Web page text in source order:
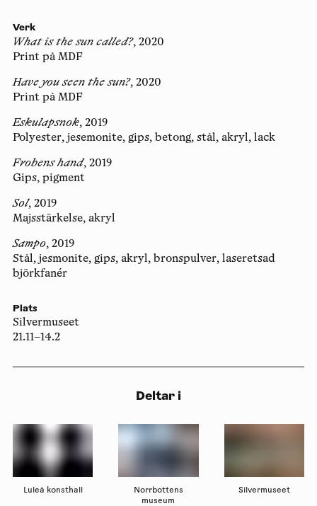
Verk
What is the sun called?, 2020
Print på MDF
Have you seen the sun?, 2020
Print på MDF
Eskulapsnok, 2019
Polyester, jesemonite, gips, betong, stål, akryl, lack
Frobens hand, 2019
Gips, pigment
Sol, 2019
Majsstärkelse, akryl
Sampo, 2019
Stål, jesmonite, gips, akryl, bronspulver, laseretsad
björkfanér
Plats
Silvermuseet
21.11–14.2
Deltar i
Luleå konsthall
Norrbottens
museum
Silvermuseet